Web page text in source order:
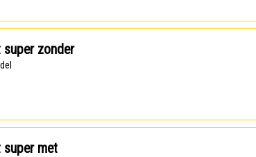
super zonder
super met